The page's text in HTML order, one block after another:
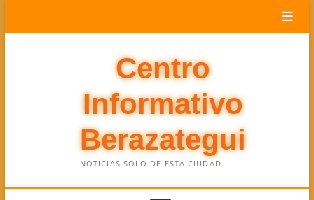
Centro
Informativo
Berazategui
NOTICIAS SOLO DE ESTA CIUDAD